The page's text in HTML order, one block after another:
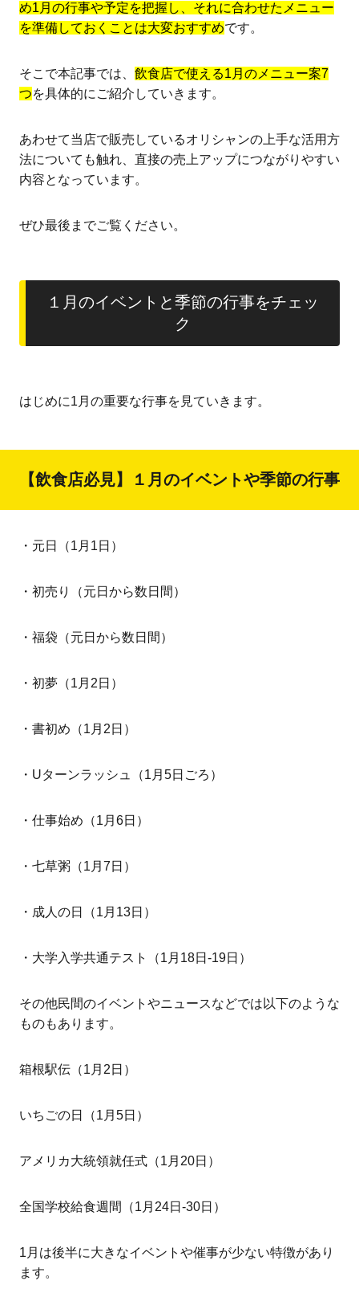
め1月の行事や予定を把握し、それに合わせたメニュー
を準備しておくことは大変おすすめです。
そこで本記事では、 飲食店で使える1月のメニュー案7
つを具体的にご紹介していきます。
あわせて当店で販売しているオリシャンの上手な活用方
法についても触れ、直接の売上アップにつながりやすい
内容となっています。
ぜひ最後までご覧ください。
１月のイベントと季節の行事をチェッ
ク
はじめに1月の重要な行事を見ていきます。
【飲食店必見】１月のイベントや季節の行事
・元日（1月1日）
・初売り（元日から数日間）
・福袋（元日から数日間）
・初夢（1月2日）
・書初め（1月2日）
・Uターンラッシュ（1月5日ごろ）
・仕事始め（1月6日）
・七草粥（1月7日）
・成人の日（1月13日）
・大学入学共通テスト（1月18日-19日）
その他民間のイベントやニュースなどでは以下のような
ものもあります。
箱根駅伝（1月2日）
いちごの日（1月5日）
アメリカ大統領就任式（1月20日）
全国学校給食週間（1月24日-30日）
1月は後半に大きなイベントや催事が少ない特徴があり
ます。